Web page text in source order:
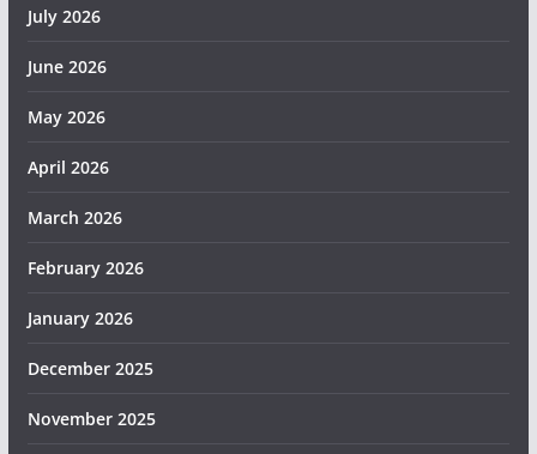
July 2026
June 2026
May 2026
April 2026
March 2026
February 2026
January 2026
December 2025
November 2025